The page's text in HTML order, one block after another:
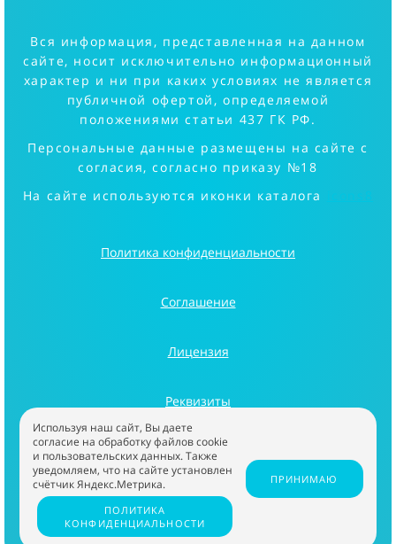
Вся информация, представленная на данном
сайте, носит исключительно информационный
характер и ни при каких условиях не является
публичной офертой, определяемой
положениями статьи 437 ГК РФ.
Персональные данные размещены на сайте с
согласия, согласно приказу №18
На сайте используются иконки каталога
Политика конфиденциальности
Соглашение
Лицензия
Реквизиты
Информация
ООО "ИВАЛГА" 2026
Используя наш сайт, Вы даете
согласие на обработку файлов cookie
и пользовательских данных. Также
уведомляем, что на сайте установлен
счётчик Яндекс.Метрика.
ПОЛИТИКА
КОНФИДЕНЦИАЛЬНОСТИ
ПРИНИМАЮ